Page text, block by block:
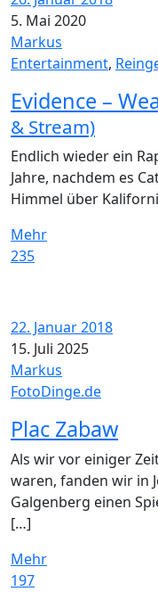
5. Mai 2020
Markus
Entertainment,
Evidence –
& Stream)
Endlich wieder ein
Jahre, nachdem es
Himmel über
Mehr
235
22. Januar 2018
15. Juli 2025
Markus
FotoDinge.de
Plac Zabaw
Als wir vor einiger
waren, fanden wir in
Galgenberg einen
[…]
Mehr
197